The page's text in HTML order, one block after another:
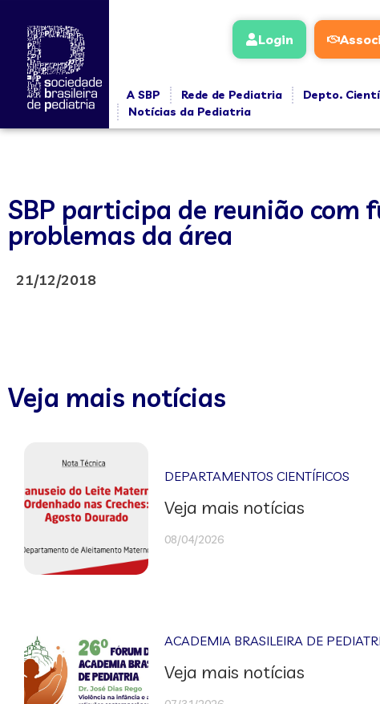
Login
A SBP Rede de Pediatria Depto.
Notícias da Pediatria
SBP participa de reunião
problemas da área
21/12/2018
Veja mais notícias
DEPARTAMENTOS CIENTÍFICOS
Veja mais notícias
08/04/2026
ACADEMIA BRASILEIRA DE
Veja mais notícias